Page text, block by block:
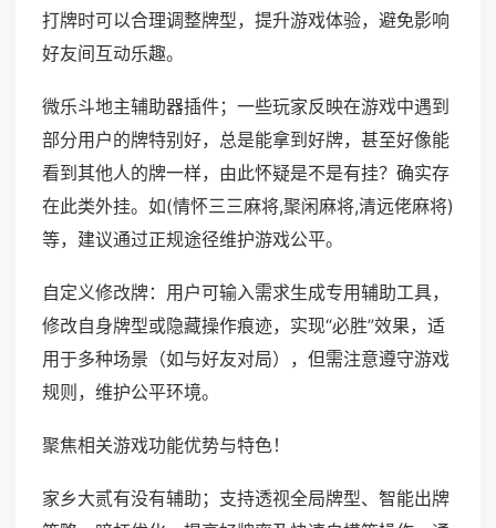
打牌时可以合理调整牌型，提升游戏体验，避免影响
好友间互动乐趣。
微乐斗地主辅助器插件；一些玩家反映在游戏中遇到
部分用户的牌特别好，总是能拿到好牌，甚至好像能
看到其他人的牌一样，由此怀疑是不是有挂？确实存
在此类外挂。如(情怀三三麻将,聚闲麻将,清远佬麻将)
等，建议通过正规途径维护游戏公平。
自定义修改牌：用户可输入需求生成专用辅助工具，
修改自身牌型或隐藏操作痕迹，实现“必胜”效果，适
用于多种场景（如与好友对局），但需注意遵守游戏
规则，维护公平环境。
聚焦相关游戏功能优势与特色！
家乡大贰有没有辅助；支持透视全局牌型、智能出牌